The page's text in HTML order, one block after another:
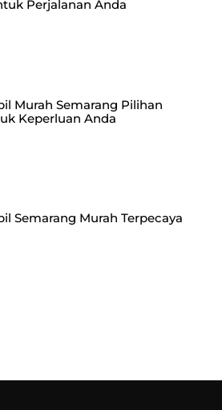
Perjalanan Anda
Murah Semarang Pilihan
Keperluan Anda
Semarang Murah Terpecaya